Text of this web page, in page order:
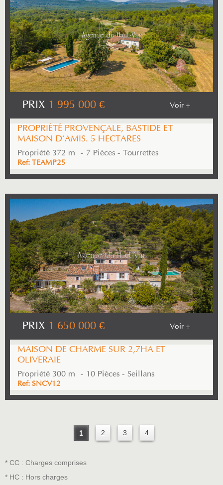
PRIX 1 995 000 € Voir +
PROPRIÉTÉ PROVENÇALE, BASTIDE ET
MAISON D'AMIS. 5 HECTARES
Propriété 372 m² - 7 Pièces - Tourrettes
Ref: TEAMP25
PRIX 1 650 000 € Voir +
MAISON DE CHARME SUR 2,7HA ET
OLIVERAIE
Propriété 300 m² - 10 Pièces - Seillans
Ref: SNCV12
1 2 3 4
* CC : Charges comprises
* HC : Hors charges